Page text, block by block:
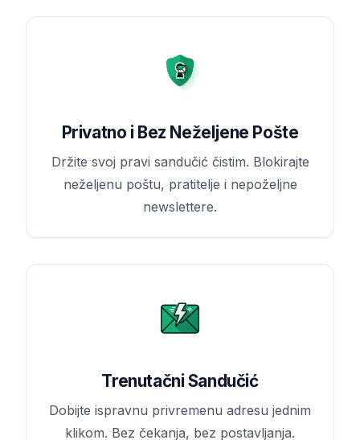
Privatno i Bez Neželjene Pošte
Držite svoj pravi sandučić čistim. Blokirajte
neželjenu poštu, pratitelje i nepoželjne
newslettere.
Trenutačni Sandučić
Dobijte ispravnu privremenu adresu jednim
klikom. Bez čekanja, bez postavljanja.